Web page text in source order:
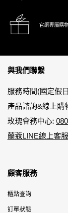
官網專屬購
與我們聯繫
服務時間(國定假
產品諮詢&線上購
玫瑰會務中心:
蘭蔻LINE線上客服
顧客服務
櫃點查詢
訂單狀態